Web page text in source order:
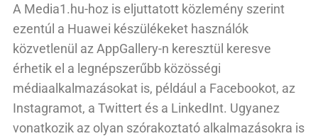
A Media1.hu-hoz is eljuttatott közlemény szerint
ezentúl a Huawei készülékeket használók
közvetlenül az AppGallery-n keresztül keresve
érhetik el a legnépszerűbb közösségi
médiaalkalmazásokat is, például a Facebookot, az
Instagramot, a Twittert és a LinkedInt. Ugyanez
vonatkozik az olyan szórakoztató alkalmazásokra is